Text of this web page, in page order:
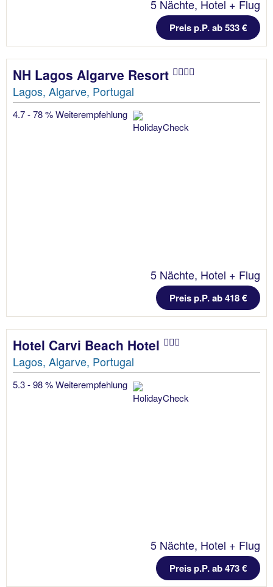
5 Nächte, Hotel + Flug
Preis p.P. ab 533 €
NH Lagos Algarve Resort
Lagos, Algarve, Portugal
4.7 - 78 % Weiterempfehlung
5 Nächte, Hotel + Flug
Preis p.P. ab 418 €
Hotel Carvi Beach Hotel
Lagos, Algarve, Portugal
5.3 - 98 % Weiterempfehlung
5 Nächte, Hotel + Flug
Preis p.P. ab 473 €